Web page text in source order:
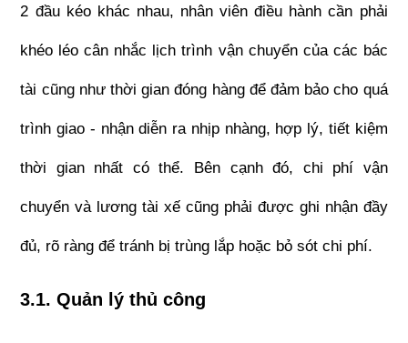
2 đầu kéo khác nhau, nhân viên điều hành cần phải
khéo léo cân nhắc lịch trình vận chuyển của các bác
tài cũng như thời gian đóng hàng để đảm bảo cho quá
trình giao - nhận diễn ra nhịp nhàng, hợp lý, tiết kiệm
thời gian nhất có thể. Bên cạnh đó, chi phí vận
chuyển và lương tài xế cũng phải được ghi nhận đầy
đủ, rõ ràng để tránh bị trùng lắp hoặc bỏ sót chi phí.
3.1. Quản lý thủ công